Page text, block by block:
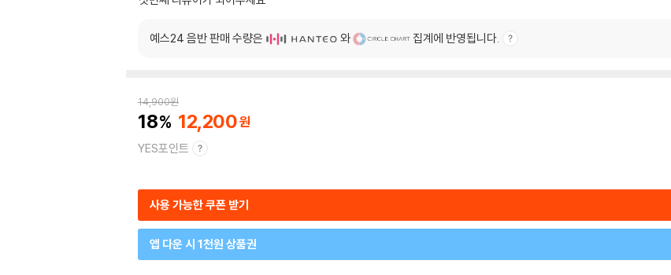
예스24 음반 판매 수량은 와 집계에 반영됩니다.
14,900원
18 12,200
YES포인트
사용 가능한 쿠폰 받기
앱 다운 시 1천원 상품권